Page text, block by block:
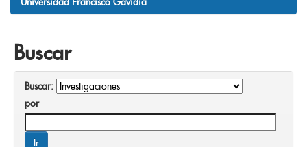
Buscar
Buscar:
por